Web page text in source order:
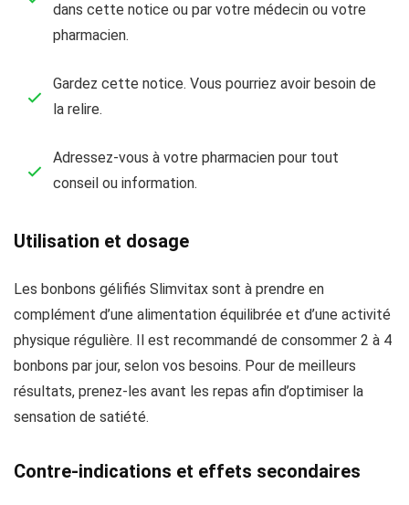
dans cette notice ou par votre médecin ou votre
pharmacien.
Gardez cette notice. Vous pourriez avoir besoin de
la relire.
Adressez-vous à votre pharmacien pour tout
conseil ou information.
Utilisation et dosage
Les bonbons gélifiés Slimvitax sont à prendre en
complément d’une alimentation équilibrée et d’une activité
physique régulière. Il est recommandé de consommer 2 à 4
bonbons par jour, selon vos besoins. Pour de meilleurs
résultats, prenez-les avant les repas afin d’optimiser la
sensation de satiété.
Contre-indications et effets secondaires